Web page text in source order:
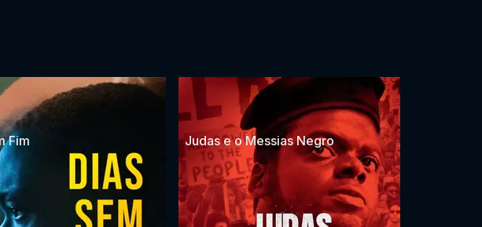
Fim Judas e o Messias Negro